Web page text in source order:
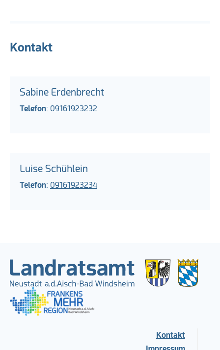
Kontakt
Sabine Erdenbrecht
Telefon: 09161923232
Luise Schühlein
Telefon: 09161923234
Kontakt